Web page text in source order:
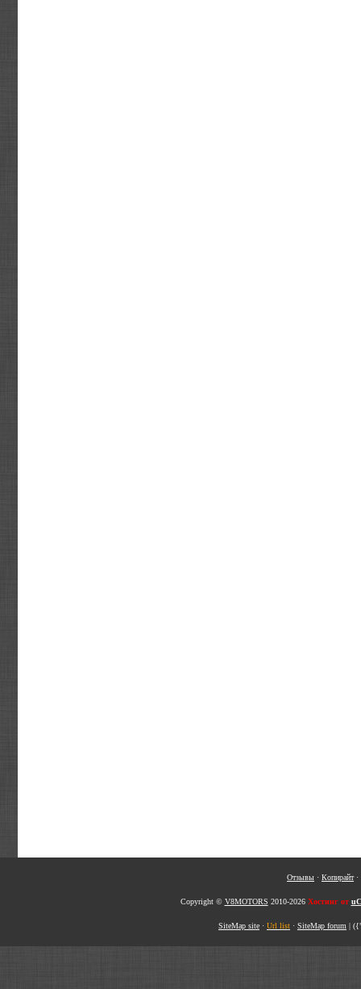
Отзывы · Копирайт·
Copyright © V8MOTORS 2010-2026 Хостинг от
SiteMap site · Url list · SiteMap forum |